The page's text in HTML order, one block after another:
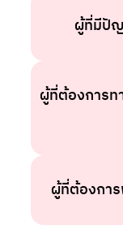
ผู้ที่มีปั
ผู้ที่ต้องการ
ผู้ที่ต้องกา